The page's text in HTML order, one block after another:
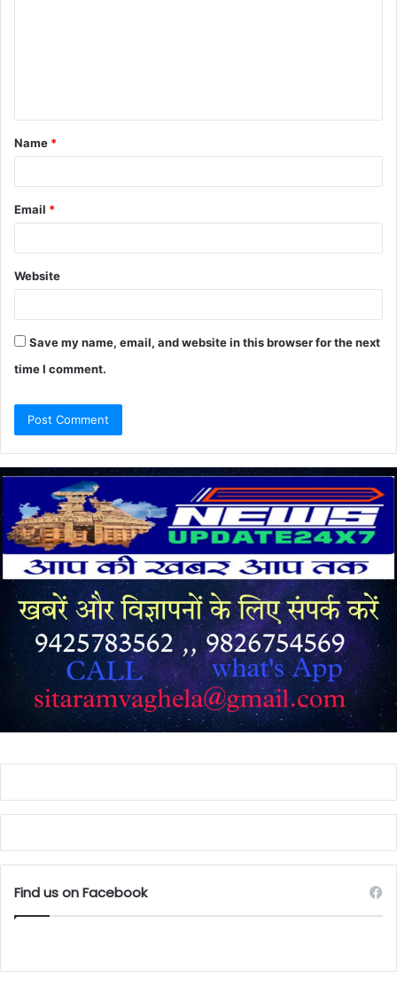
t
*
Name *
Email *
Website
Save my name, email, and website in this browser for the next
time I comment.
Find us on Facebook